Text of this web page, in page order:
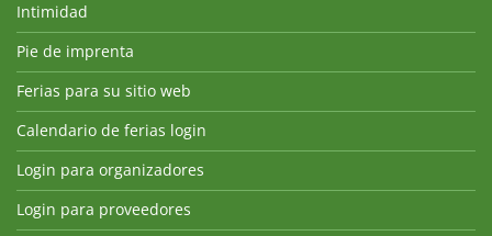
Intimidad
Pie de imprenta
Ferias para su sitio web
Calendario de ferias login
Login para organizadores
Login para proveedores